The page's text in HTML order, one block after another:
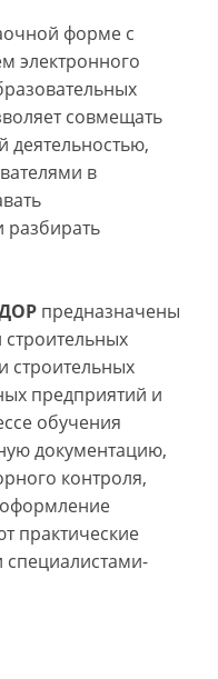
форме с
электронного
совмещать
деятельностью,
в
предназначены
строительных
предприятий и
обучения
документацию,
контроля,
оформление
практические